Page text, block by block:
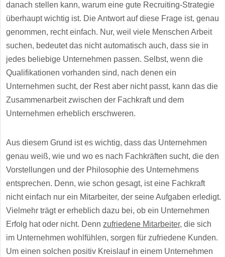
danach stellen kann, warum eine gute Recruiting-Strategie
überhaupt wichtig ist. Die Antwort auf diese Frage ist, genau
genommen, recht einfach. Nur, weil viele Menschen Arbeit
suchen, bedeutet das nicht automatisch auch, dass sie in
jedes beliebige Unternehmen passen. Selbst, wenn die
Qualifikationen vorhanden sind, nach denen ein
Unternehmen sucht, der Rest aber nicht passt, kann das die
Zusammenarbeit zwischen der Fachkraft und dem
Unternehmen erheblich erschweren.
Aus diesem Grund ist es wichtig, dass das Unternehmen
genau weiß, wie und wo es nach Fachkräften sucht, die den
Vorstellungen und der Philosophie des Unternehmens
entsprechen. Denn, wie schon gesagt, ist eine Fachkraft
nicht einfach nur ein Mitarbeiter, der seine Aufgaben erledigt.
Vielmehr trägt er erheblich dazu bei, ob ein Unternehmen
Erfolg hat oder nicht. Denn zufriedene Mitarbeiter, die sich
im Unternehmen wohlfühlen, sorgen für zufriedene Kunden.
Um einen solchen positiv Kreislauf in einem Unternehmen